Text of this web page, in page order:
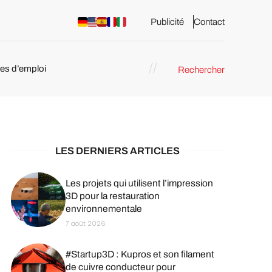
Publicité Contact
d’emploi Rechercher
LES DERNIERS ARTICLES
Les projets qui utilisent l’impression
3D pour la restauration
environnementale
7 août 2026
#Startup3D : Kupros et son filament
de cuivre conducteur pour